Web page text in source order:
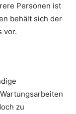
Personen ist
behält sich der
vor.
zu